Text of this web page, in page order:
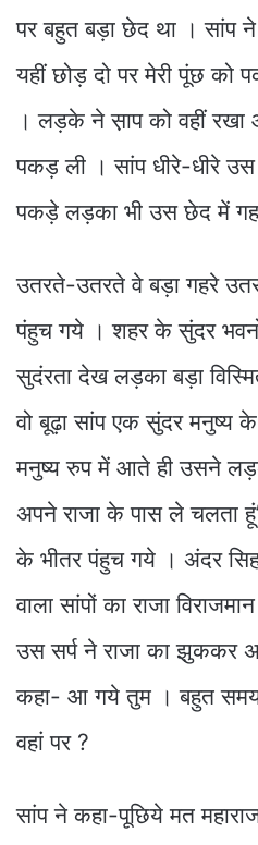
पर बहुत बड़ा छेद था । सांप
यहीं छोड़ दो पर मेरी पूंछ को
। लड़के ने स़ाप को वहीं
पकड़ ली । सांप धीरे-धीरे
पकड़े लड़का भी उस छेद में
उतरते-उतरते वे बड़ा गहरे
पंहुच गये । शहर के सुंदर
सुदंरता देख लड़का बड़ा
वो बूढ़ा सांप एक सुंदर मनुष्य के
मनुष्य रुप में आते ही उसने
अपने राजा के पास ले चलता
के भीतर पंहुच गये । अंदर
वाला सांपों का राजा
उस सर्प ने राजा का झुककर
कहा- आ गये तुम । बहुत समय
वहां पर ?
सांप ने कहा-पूछिये मत